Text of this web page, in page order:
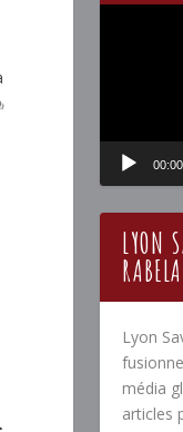
00:00
LYON
Lyon
média
articles